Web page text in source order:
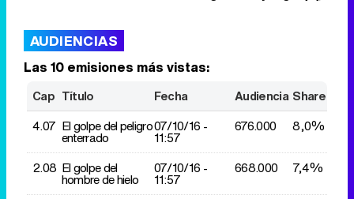
AUDIENCIAS
Las 10 emisiones más vistas:
Cap Título Fecha Audiencia Share
4.07 El golpe del peligro
enterrado
07/10/16 -
11:57
676.000 8,0%
2.08 El golpe del
hombre de hielo
07/10/16 -
11:57
668.000 7,4%